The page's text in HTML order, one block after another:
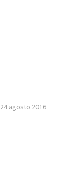
24 agosto 2016